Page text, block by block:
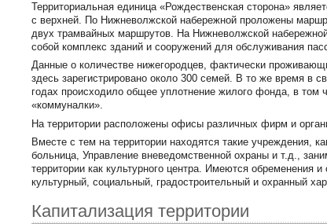
Территориальная единица «Рождественская сторона»
с верхней. По Нижневолжской набережной проложены
двух трамвайных маршрутов. На Нижневолжской
собой комплекс зданий и сооружений для обслуживания
Данные о количестве нижегородцев, фактически
здесь зарегистрировано около 300 семей. В то же время в
годах происходило общее уплотнение жилого фонда, в
«коммуналки».
На территории расположены офисы различных фирм и
Вместе с тем на территории находятся такие учреждения,
больница, Управление вневедомственной охраны и т.д.,
территории как культурного центра. Имеются обременения
культурный, социальный, градостроительный и охранный
Капитализация территории